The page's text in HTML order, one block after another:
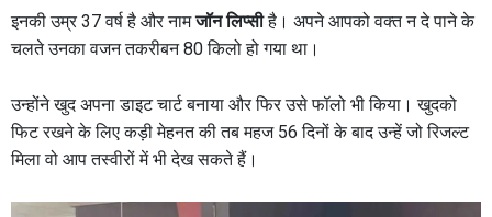
इनकी उम्र 37 वर्ष है और नामजॉन लिप्सीहै। अपने आपको वक्त न दे पाने के
चलते उनका वजन तकरीबन 80 किलो हो गया था।
उन्होंने खुद अपना डाइट चार्ट बनाया और फिर उसे फॉलो भी किया। खुदको
फिट रखने के लिए कड़ी मेहनत की तब महज 56 दिनों के बाद उन्हें जो रिजल्ट
मिला वो आप तस्वीरों में भी देख सकते हैं।